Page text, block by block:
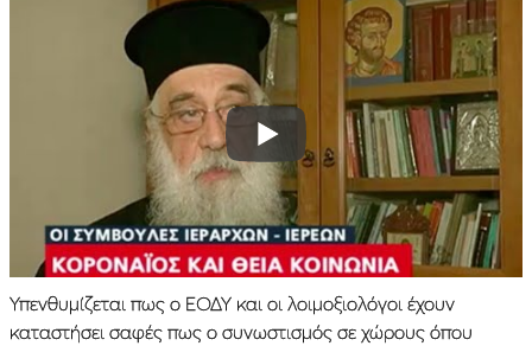
Υπενθυμίζεται πως ο ΕΟΔΥ και οι λοιμοξιολόγοι έχουν
καταστήσει σαφές πως ο συνωστισμός σε χώρους όπου